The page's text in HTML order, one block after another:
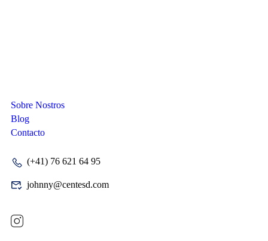
Sobre Nostros
Blog
Contacto
(+41) 76 621 64 95
johnny@centesd.com